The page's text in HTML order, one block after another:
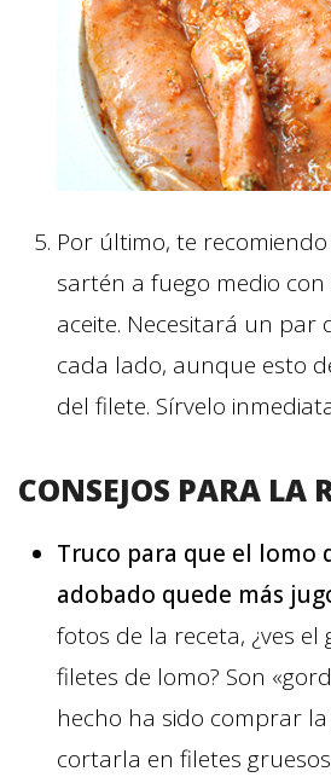
Por último, te
sartén a fuego medio
aceite. Necesitará un par
cada lado, aunque esto
del filete. Sírvelo
CONSEJOS PARA LA
Truco para que el lomo
adobado quede más
fotos de la receta, ¿ves el
filetes de lomo? Son
hecho ha sido comprar
cortarla en filetes